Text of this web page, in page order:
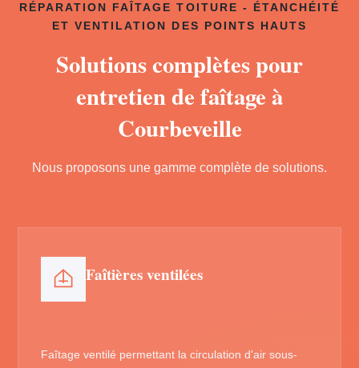
RÉPARATION FAÎTAGE TOITURE - ÉTANCHÉITÉ
ET VENTILATION DES POINTS HAUTS
Solutions complètes pour
entretien de faîtage à
Courbeveille
Nous proposons une gamme complète de solutions.
Faîtières ventilées
Faîtage ventilé permettant la circulation d'air sous-